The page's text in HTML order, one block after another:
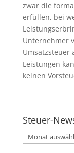
zwar die
erfüllen, bei
Unternehmer
Umsatzsteuer
Leistungen
keinen
Steuer-